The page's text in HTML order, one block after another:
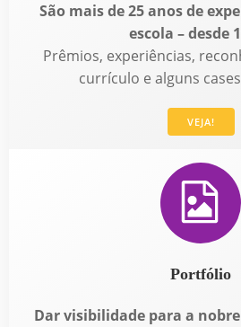
São mais de 25 anos de
escola – desde
Prêmios, experiências,
currículo e alguns
VEJA!
Portfólio
Dar visibilidade para a